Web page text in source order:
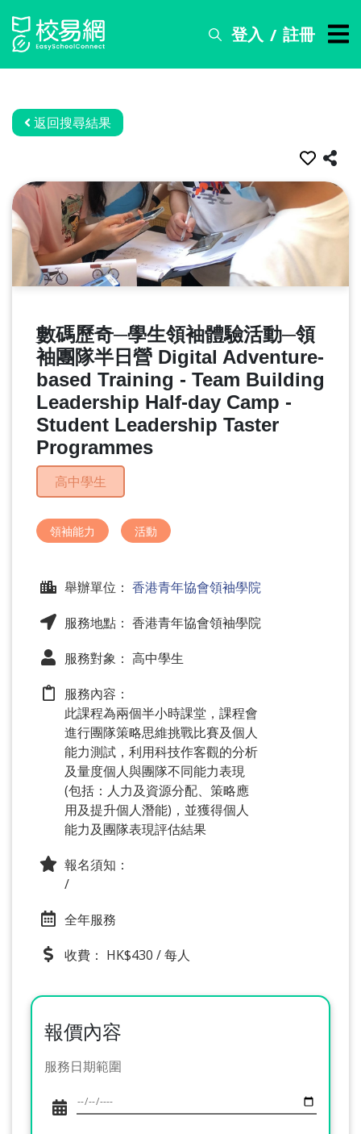
登入 / 註冊
搜
務
資
訊
我
返回搜尋結果
數碼歷奇─學生領袖體驗活動─領
袖團隊半日營 Digital Adventure-
based Training - Team Building
Leadership Half-day Camp -
Student Leadership Taster
Programmes
高中學生
領袖能力 活動
舉辦單位： 香港青年協會領袖學院
服務地點： 香港青年協會領袖學院
服務對象： 高中學生
服務內容：
此課程為兩個半小時課堂，課程會
進行團隊策略思維挑戰比賽及個人
能力測試，利用科技作客觀的分析
及量度個人與團隊不同能力表現
(包括：人力及資源分配、策略應
用及提升個人潛能)，並獲得個人
能力及團隊表現評估結果
報名須知：
/
全年服務
收費： HK$430 / 每人
報價內容
服務日期範圍